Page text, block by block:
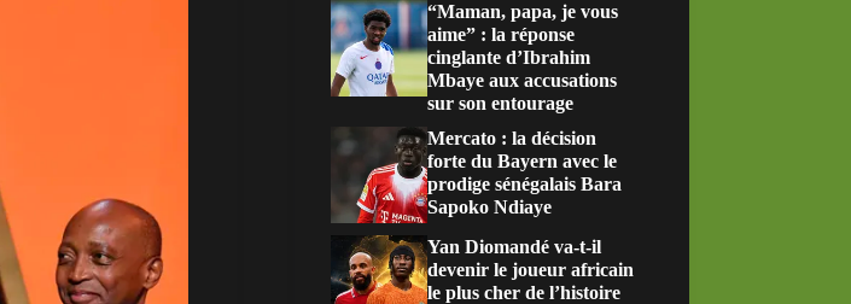
“Maman, papa, je vous
aime” : la réponse
cinglante d’Ibrahim
Mbaye aux accusations
sur son entourage
Mercato : la décision
forte du Bayern avec le
prodige sénégalais Bara
Sapoko Ndiaye
Yan Diomandé va-t-il
devenir le joueur africain
le plus cher de l’histoire